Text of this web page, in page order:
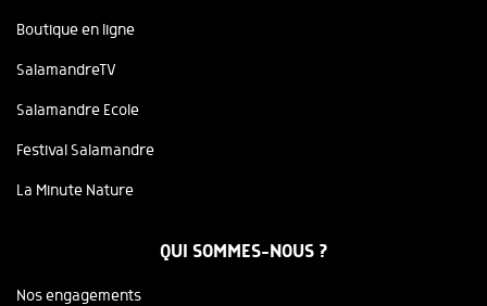
Boutique en ligne
SalamandreTV
Salamandre Ecole
Festival Salamandre
La Minute Nature
QUI SOMMES-NOUS ?
Nos engagements